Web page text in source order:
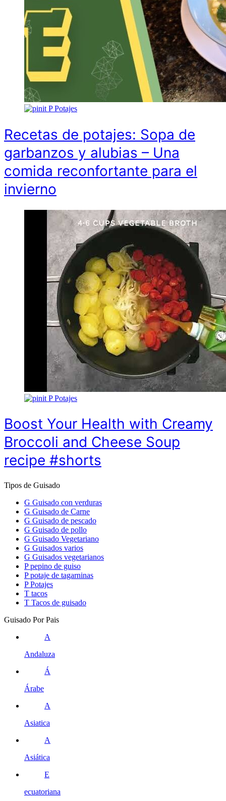
P Potajes
Recetas de potajes: Sopa de
garbanzos y alubias – Una
comida reconfortante para el
invierno
P Potajes
Boost Your Health with Creamy
Broccoli and Cheese Soup
recipe #shorts
Tipos de Guisado
G Guisado con verduras
G Guisado de Carne
G Guisado de pescado
G Guisado de pollo
G Guisado Vegetariano
G Guisados varios
G Guisados vegetarianos
P pepino de guiso
P potaje de tagarninas
P Potajes
T tacos
T Tacos de guisado
Guisado Por Pais
A
Andaluza
Á
Árabe
A
Asiatica
A
Asiática
E
ecuatoriana